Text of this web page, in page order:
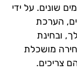
שונים. על ידי
הערכת
ובחינת
מושכלת
צריכים.